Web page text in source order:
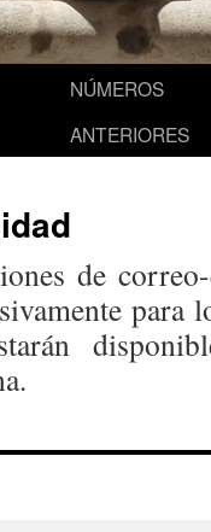
NÚMEROS
ANTERIORES
de
para